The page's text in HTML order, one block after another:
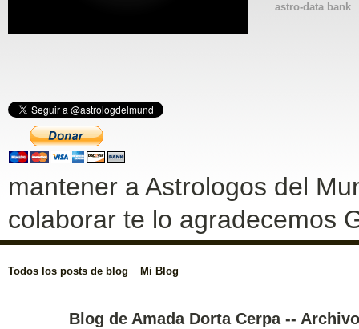
astro-data bank
mantener a Astrologos del
colaborar te lo agradecemos
Todos los posts de blog Mi Blog
Blog de Amada Dorta Cerpa --